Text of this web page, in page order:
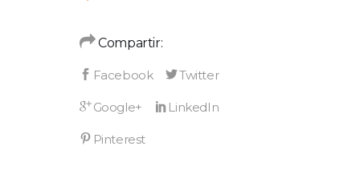
Compartir: